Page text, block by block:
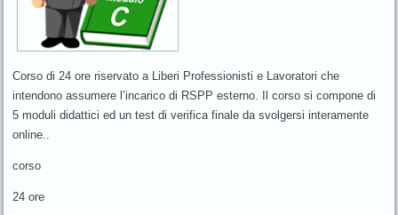
Corso di 24 ore riservato a Liberi Professionisti e Lavoratori che
intendono assumere l’incarico di RSPP esterno. Il corso si compone di
5 moduli didattici ed un test di verifica finale da svolgersi interamente
online..
corso
24 ore